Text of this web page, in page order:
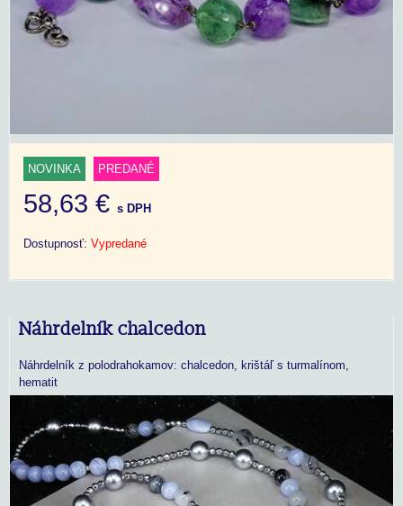
NOVINKA PREDANÉ
58,63 € s DPH
Dostupnosť: Vypredané
Náhrdelník chalcedon
Náhrdelník z polodrahokamov: chalcedon, krištáľ s turmalínom,
hematit